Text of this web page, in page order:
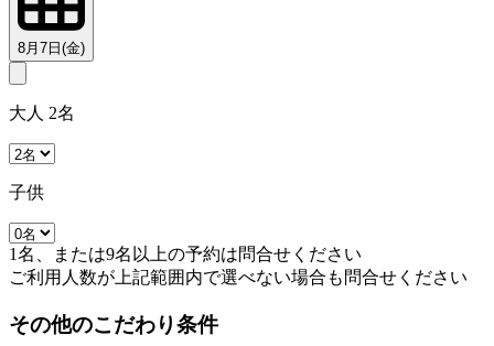
8月7日(金)
大人 2名
子供
1名、または9名以上の予約は問合せください
ご利用人数が上記範囲内で選べない場合も問合せください
その他のこだわり条件